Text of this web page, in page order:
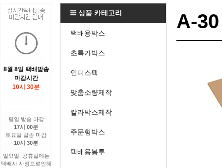
8월 8일 택배발송
마감시간
10시 30분
평일 발송 마감
17시 00분
토요일 발송 마감
10시 30분
일요일, 공휴일에는
택배사 사정으로인해
상품 카테고리
택배용박스
초특가박스
인디스팩
맞춤소량제작
칼라박스제작
주문형박스
택배용봉투
A-